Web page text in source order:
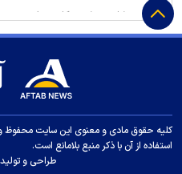
با این شام خوشمزه کلسترول بد خود
تفاهم‌نامه همکاری شورای شهر و
فریب این دارو‌ها را نخورید باعث
آمادگی شبستر برای بحران
این علائم می‌گوید به زودی یک
نخست‌وزیر کردستان عراق: منطقه
کلیه حقوق مادی و معنوی این سایت محفوظ و
استفاده از آن با ذکر منبع بلامانع است.
طراحی و